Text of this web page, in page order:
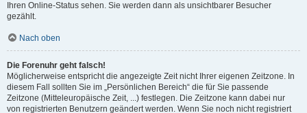
Ihren Online-Status sehen. Sie werden dann als unsichtbarer Besucher
gezählt.
Nach oben
Die Forenuhr geht falsch!
Möglicherweise entspricht die angezeigte Zeit nicht Ihrer eigenen Zeitzone. In
diesem Fall sollten Sie im „Persönlichen Bereich“ die für Sie passende
Zeitzone (Mitteleuropäische Zeit, ...) festlegen. Die Zeitzone kann dabei nur
von registrierten Benutzern geändert werden. Wenn Sie noch nicht registriert